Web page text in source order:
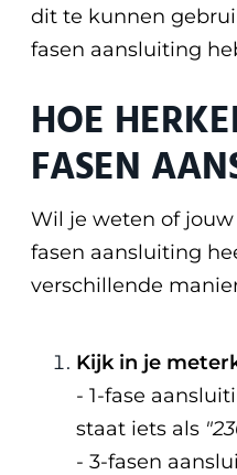
dit te kunnen
fasen aansluiting
HOE
FASEN
Wil je weten of jouw
fasen aansluiting
verschillende
Kijk in je
- 1-fase
staat iets als
- 3-fasen